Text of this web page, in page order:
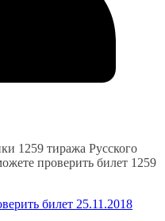
1259 тиража Русского
проверить билет 1259